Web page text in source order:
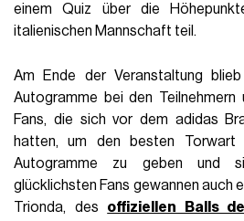
einem Quiz über die
italienischen Mannschaft teil.
Am Ende der Veranstaltung
Autogramme bei den Teilnehmern
Fans, die sich vor dem adidas
hatten, um den besten Torwart
Autogramme zu geben und
glücklichsten Fans gewannen auch
Trionda, des offiziellen Balls